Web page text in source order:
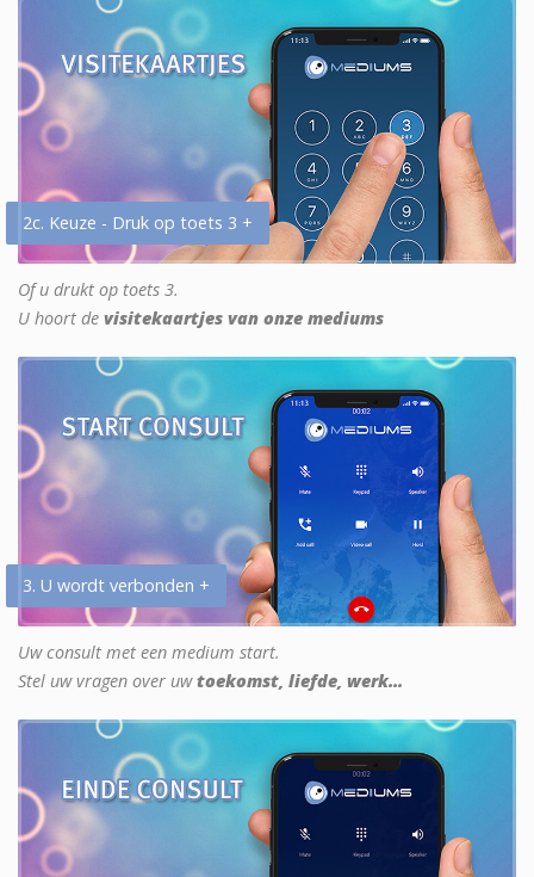
2c. Keuze - Druk op toets 3 +
Of u drukt op toets 3.
U hoort de visitekaartjes van onze mediums
3. U wordt verbonden +
Uw consult met een medium start.
Stel uw vragen over uwtoekomst, liefde, werk...